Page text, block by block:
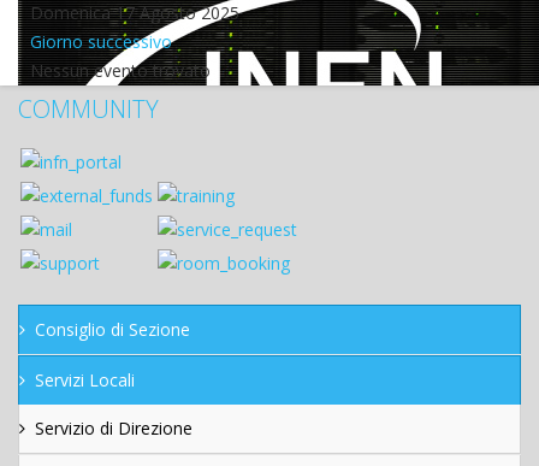
Domenica 17 Agosto 2025
Giorno successivo
Nessun evento trovato
COMMUNITY
Consiglio di Sezione
Servizi Locali
Servizio di Direzione